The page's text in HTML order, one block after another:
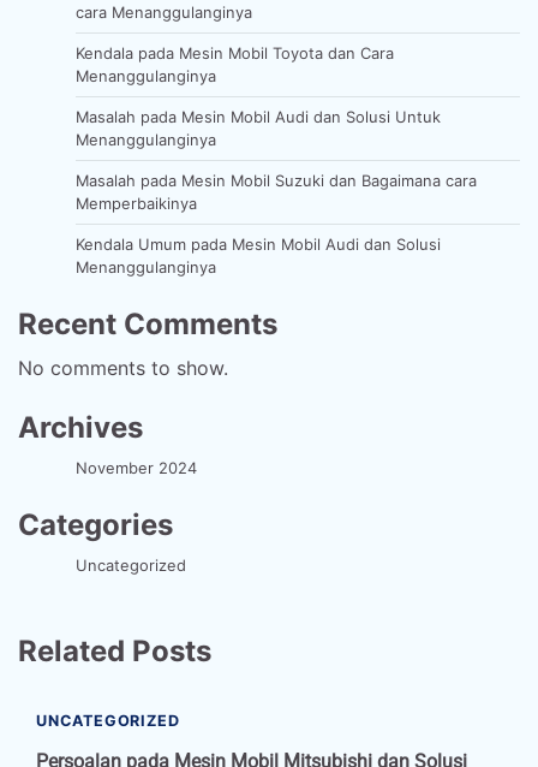
cara Menanggulanginya
Kendala pada Mesin Mobil Toyota dan Cara
Menanggulanginya
Masalah pada Mesin Mobil Audi dan Solusi Untuk
Menanggulanginya
Masalah pada Mesin Mobil Suzuki dan Bagaimana cara
Memperbaikinya
Kendala Umum pada Mesin Mobil Audi dan Solusi
Menanggulanginya
Recent Comments
No comments to show.
Archives
November 2024
Categories
Uncategorized
Related Posts
UNCATEGORIZED
Persoalan pada Mesin Mobil Mitsubishi dan Solusi